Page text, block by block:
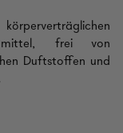
frei von
Duftstoffen und